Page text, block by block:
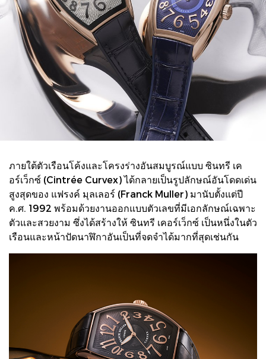
ภายใต้ตัวเรือนโค้งและโครงร่างอันสมบูรณ์แบบ ซินทรี เค
อร์เว็กซ์ (Cintrée Curvex) ได้กลายเป็นรูปลักษณ์อันโดดเด่น
สูงสุดของ แฟรงค์ มุลเลอร์ (Franck Muller) มานับตั้งแต่ปี
ค.ศ. 1992 พร้อมด้วยงานออกแบบตัวเลขที่มีเอกลักษณ์เฉพาะ
ตัวและสวยงาม ซึ่งได้สร้างให้ ซินทรี เคอร์เว็กซ์​ เป็นหนึ่งในตัว
เรือนและหน้าปัดนาฬิกาอันเป็นที่จดจำได้มากที่สุดเช่นกัน